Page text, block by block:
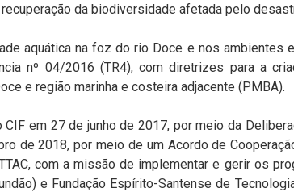
da biodiversidade afetada pelo
aquática na foz do rio Doce e nos ambientes
nº 04/2016 (TR4), com diretrizes para a
e região marinha e costeira adjacente (PMBA).
em 27 de junho de 2017, por meio da
de 2018, por meio de um Acordo de
com a missão de implementar e gerir os
e Fundação Espírito-Santense de